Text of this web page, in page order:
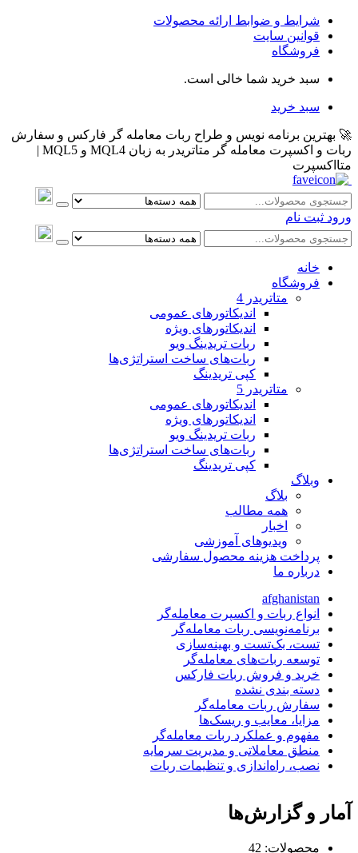
شرایط و ضوابط ارائه محصولات
قوانین سایت
فروشگاه
سبد خرید شما خالی است.
سبد خرید
🚀 بهترین برنامه نویس و طراح ربات معامله گر فارکس و سفارش
ربات و اکسپرت معامله گر متاتریدر به زبان MQL4 و MQL5 |
متااکسپرت
ورود ثبت نام
خانه
فروشگاه
متاتريدر 4
اندیکاتورهای عمومی
اندیکاتورهای ویژه
ربات تریدینگ ویو
ربات‌های ساخت استراتژی‌ها
کپی تریدینگ
متاتريدر 5
اندیکاتورهای عمومی
اندیکاتورهای ویژه
ربات تریدینگ ویو
ربات‌های ساخت استراتژی‌ها
کپی تریدینگ
وبلاگ
بلاگ
همه مطالب
اخبار
ویدیوهای آموزشی
پرداخت هزینه محصول سفارشی
درباره ما
afghanistan
انواع ربات و اکسپرت معامله‌گر
برنامه‌نویسی ربات معامله‌گر
تست، بک‌تست و بهینه‌سازی
توسعه ربات‌های معامله‌گر
خرید و فروش ربات فارکس
دسته بندی نشده
سفارش ربات معامله‌گر
مزایا، معایب و ریسک‌ها
مفهوم و عملکرد ربات معامله‌گر
منطق معاملاتی و مدیریت سرمایه
نصب، راه‌اندازی و تنظیمات ربات
آمار و گزارش‌ها
محصولات: 42